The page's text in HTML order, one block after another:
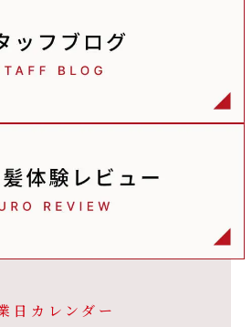
日カレンダー